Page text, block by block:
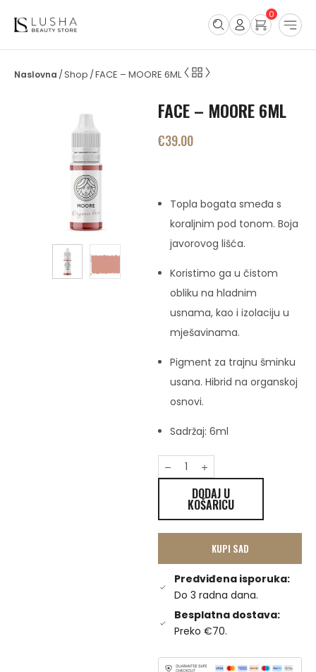
0
/Shop /FACE – MOORE 6ML
FACE – MOORE 6ML
€39.00
Topla bogata smeđa s
koraljnim pod tonom. Boja
javorovog lišća.
Koristimo ga u čistom
obliku na hladnim
usnama, kao i izolaciju u
mješavinama.
Pigment za trajnu šminku
usana. Hibrid na organskoj
osnovi.
Sadržaj: 6ml
DODAJ U
KOŠARICU
KUPI SAD
Predviđena isporuka:
Do 3 radna dana.
Besplatna dostava:
Preko €70.